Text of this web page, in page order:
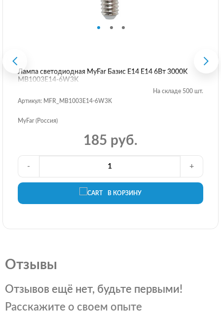
Лампа светодиодная MyFar Базис E14 E14 6Вт 3000K
MB1003E14-6W3K
На складе 500 шт.
Артикул: MFR_MB1003E14-6W3K
MyFar (Россия)
185 руб.
В КОРЗИНУ
- +
Отзывы
Отзывов ещё нет, будьте первыми!
Расскажите о своем опыте